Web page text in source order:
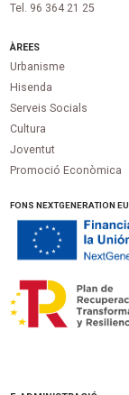
Tel. 96 364 21 25
ÀREES
Urbanisme
Hisenda
Serveis Socials
Cultura
Joventut
Promoció Econòmica
FONS NEXTGENERATION EU